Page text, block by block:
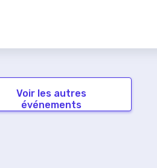
Voir les autres
événements